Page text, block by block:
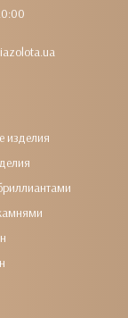
изделия